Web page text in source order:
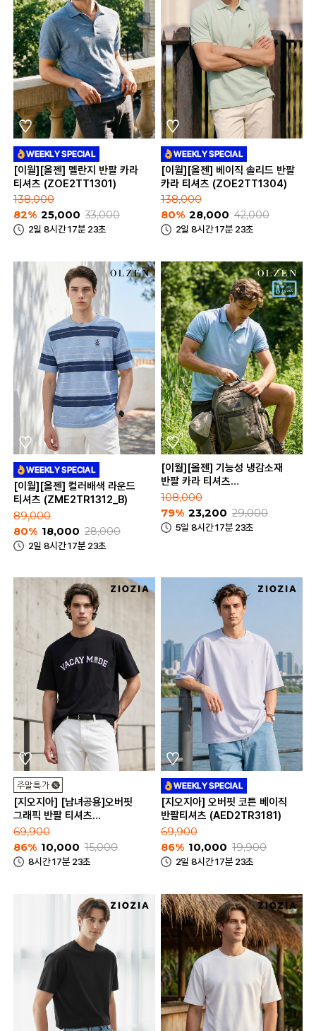
[이월][올젠] 멜란지 반팔 카라
티셔츠 (ZOE2TT1301)
138,000
82% 25,000 33,000
2일 8시간 17분 23초
[이월][올젠] 베이직 솔리드 반팔
카라 티셔츠 (ZOE2TT1304)
138,000
80% 28,000 42,000
2일 8시간 17분 23초
[이월][올젠] 컬러배색 라운드
티셔츠 (ZME2TR1312_B)
89,000
80% 18,000 28,000
2일 8시간 17분 23초
[이월][올젠] 기능성 냉감소재
반팔 카라 티셔츠
(ZOD2TT1309)
108,000
79% 23,200 29,000
5일 8시간 17분 23초
[지오지아] [남녀공용]오버핏
그래픽 반팔 티셔츠
(ABC2TR3181)
69,900
86% 10,000 15,000
8시간 17분 23초
[지오지아] 오버핏 코튼 베이직
반팔티셔츠 (AED2TR3181)
69,900
86% 10,000 19,900
2일 8시간 17분 23초